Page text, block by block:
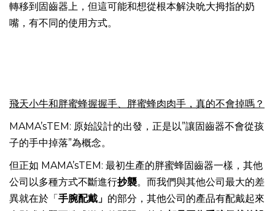
轉移到固齒器上，但這可能和想從根本解決吮大拇指的奶
嘴，有不同的使用方式。
飛天小牛和胖蜜蜂握握手、胖蜜蜂肉肉手，真的不會掉嗎？
MAMA’sTEM: 原始設計的出發，正是以”讓固齒器不會從孩
子的手中掉落”為概念。
但正如 MAMA’sTEM: 最初生產的胖蜜蜂固齒器一樣，其他
公司以多種方式不斷進行抄襲。而我們與其他公司最大的差
異就在於「 手腕配戴」 的部分，其他公司的產品有配戴起來